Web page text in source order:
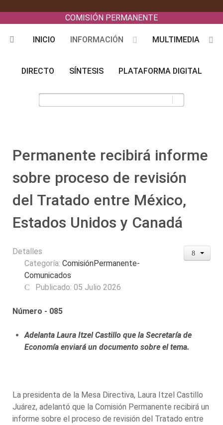
COMISIÓN PERMANENTE
INICIO INFORMACIÓN MULTIMEDIA
DIRECTO SÍNTESIS PLATAFORMA DIGITAL
Permanente recibirá informe
sobre proceso de revisión
del Tratado entre México,
Estados Unidos y Canadá
Detalles
Categoría: ComisiónPermanente-
Comunicados
Publicado: 05 Julio 2026
Número - 085
Adelanta Laura Itzel Castillo que la Secretaría de
Economía enviará un documento sobre el tema.
La presidenta de la Mesa Directiva, Laura Itzel Castillo
Juárez, adelantó que la Comisión Permanente recibirá un
informe sobre el proceso de revisión del Tratado entre